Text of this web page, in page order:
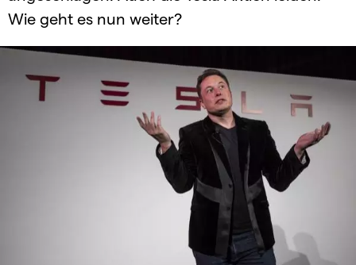
Wie geht es nun weiter?